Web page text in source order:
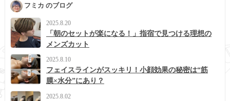
フミカ のブログ
2025.8.20
「朝のセットが楽になる！」指宿で見つける理想の
メンズカット
2025.8.10
フェイスラインがスッキリ！小顔効果の秘密は“筋
膜×水分”にあり？
2025.8.02